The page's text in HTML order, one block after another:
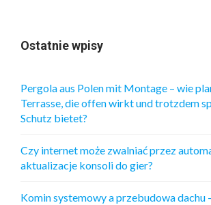
Ostatnie wpisy
Pergola aus Polen mit Montage – wie
Terrasse, die offen wirkt und trotzdem
Schutz bietet?
Czy internet może zwalniać przez
aktualizacje konsoli do gier?
Komin systemowy a przebudowa dachu